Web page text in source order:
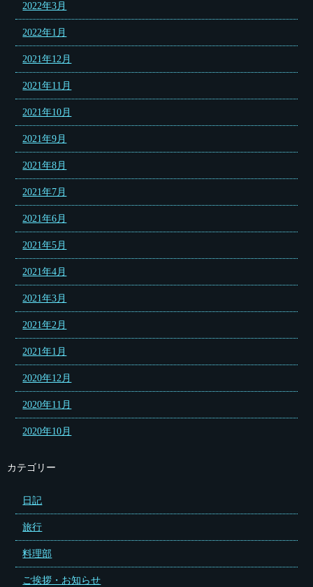
2022年3月
2022年1月
2021年12月
2021年11月
2021年10月
2021年9月
2021年8月
2021年7月
2021年6月
2021年5月
2021年4月
2021年3月
2021年2月
2021年1月
2020年12月
2020年11月
2020年10月
カテゴリー
日記
旅行
料理部
ご挨拶・お知らせ